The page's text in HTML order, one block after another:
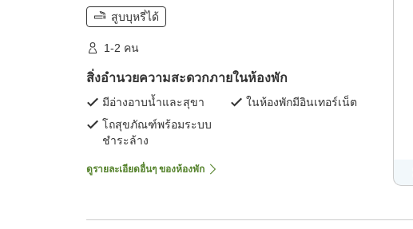
สูบบุหรี่ได้
1-2 คน
สิ่งอำนวยความสะดวกภายในห้องพัก
มีอ่างอาบน้ำและสุขา
ในห้องพักมีอินเทอร์เน็ต
โถสุขภัณฑ์พร้อมระบบ
ชำระล้าง
ดูรายละเอียดอื่นๆ ของห้องพัก